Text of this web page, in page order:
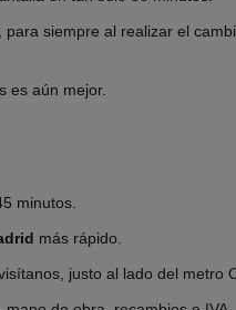
siempre al realizar el
es aún mejor.
minutos.
más rápido.
justo al lado del metro